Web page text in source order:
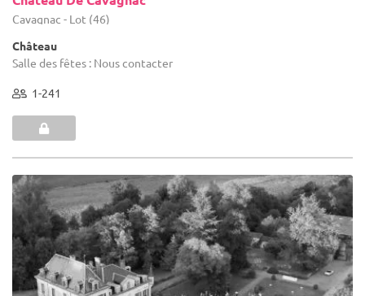
Cavagnac - Lot (46)
Château
Salle des fêtes : Nous contacter
1-241